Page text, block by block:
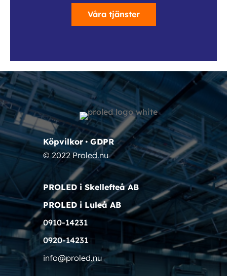
Våra tjänster
Köpvilkor•GDPR
© 2022 Proled.nu
PROLED i Skellefteå AB
PROLED i Luleå AB
0910-14231
0920-14231
info@proled.nu